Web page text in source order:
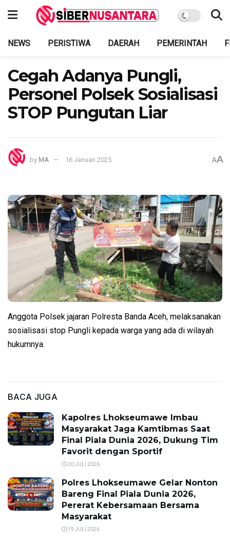
NEWS PERISTIWA DAERAH PEMERINTAH
Cegah Adanya Pungli,
Personel Polsek Sosialisasi
STOP Pungutan Liar
by MA 16 Januari 2025 AA
Anggota Polsek jajaran Polresta Banda Aceh, melaksanakan
sosialisasi stop Pungli kepada warga yang ada di wilayah
hukumnya.
BACA JUGA
Kapolres Lhokseumawe Imbau
Masyarakat Jaga Kamtibmas Saat
Final Piala Dunia 2026, Dukung Tim
Favorit dengan Sportif
20 JULI 2026
Polres Lhokseumawe Gelar Nonton
Bareng Final Piala Dunia 2026,
Pererat Kebersamaan Bersama
Masyarakat
19 JULI 2026